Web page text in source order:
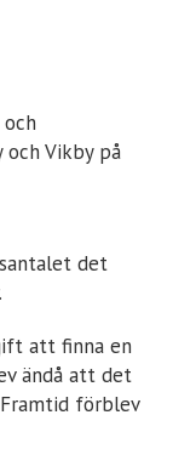
Vikby på
det
att finna en
ändå att det
förblev